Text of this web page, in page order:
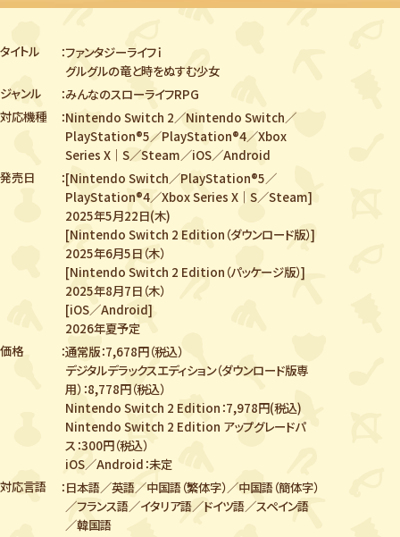
タイトル
ファンタジーライフｉ
グルグルの竜と時をぬすむ少女
ジャンル
みんなのスローライフRPG
対応機種
Nintendo Switch 2／Nintendo Switch／
PlayStation®5／PlayStation®4／Xbox
Series X｜S／Steam／iOS／Android
発売日
[Nintendo Switch／PlayStation®5／
PlayStation®4／Xbox Series X｜S／Steam]
2025年5月22日(木)
[Nintendo Switch 2 Edition（ダウンロード版）]
2025年6月5日（木）
[Nintendo Switch 2 Edition（パッケージ版）]
2025年8月7日（木）
[iOS／Android]
2026年夏予定
価格
通常版：7,678円（税込）
デジタルデラックスエディション（ダウンロード版専
用）：8,778円（税込）
Nintendo Switch 2 Edition：7,978円(税込)
Nintendo Switch 2 Edition アップグレードパ
ス：300円（税込）
iOS／Android：未定
対応言語
日本語／英語／中国語（繁体字）／中国語（簡体字）
／フランス語／イタリア語／ドイツ語／スペイン語
／韓国語